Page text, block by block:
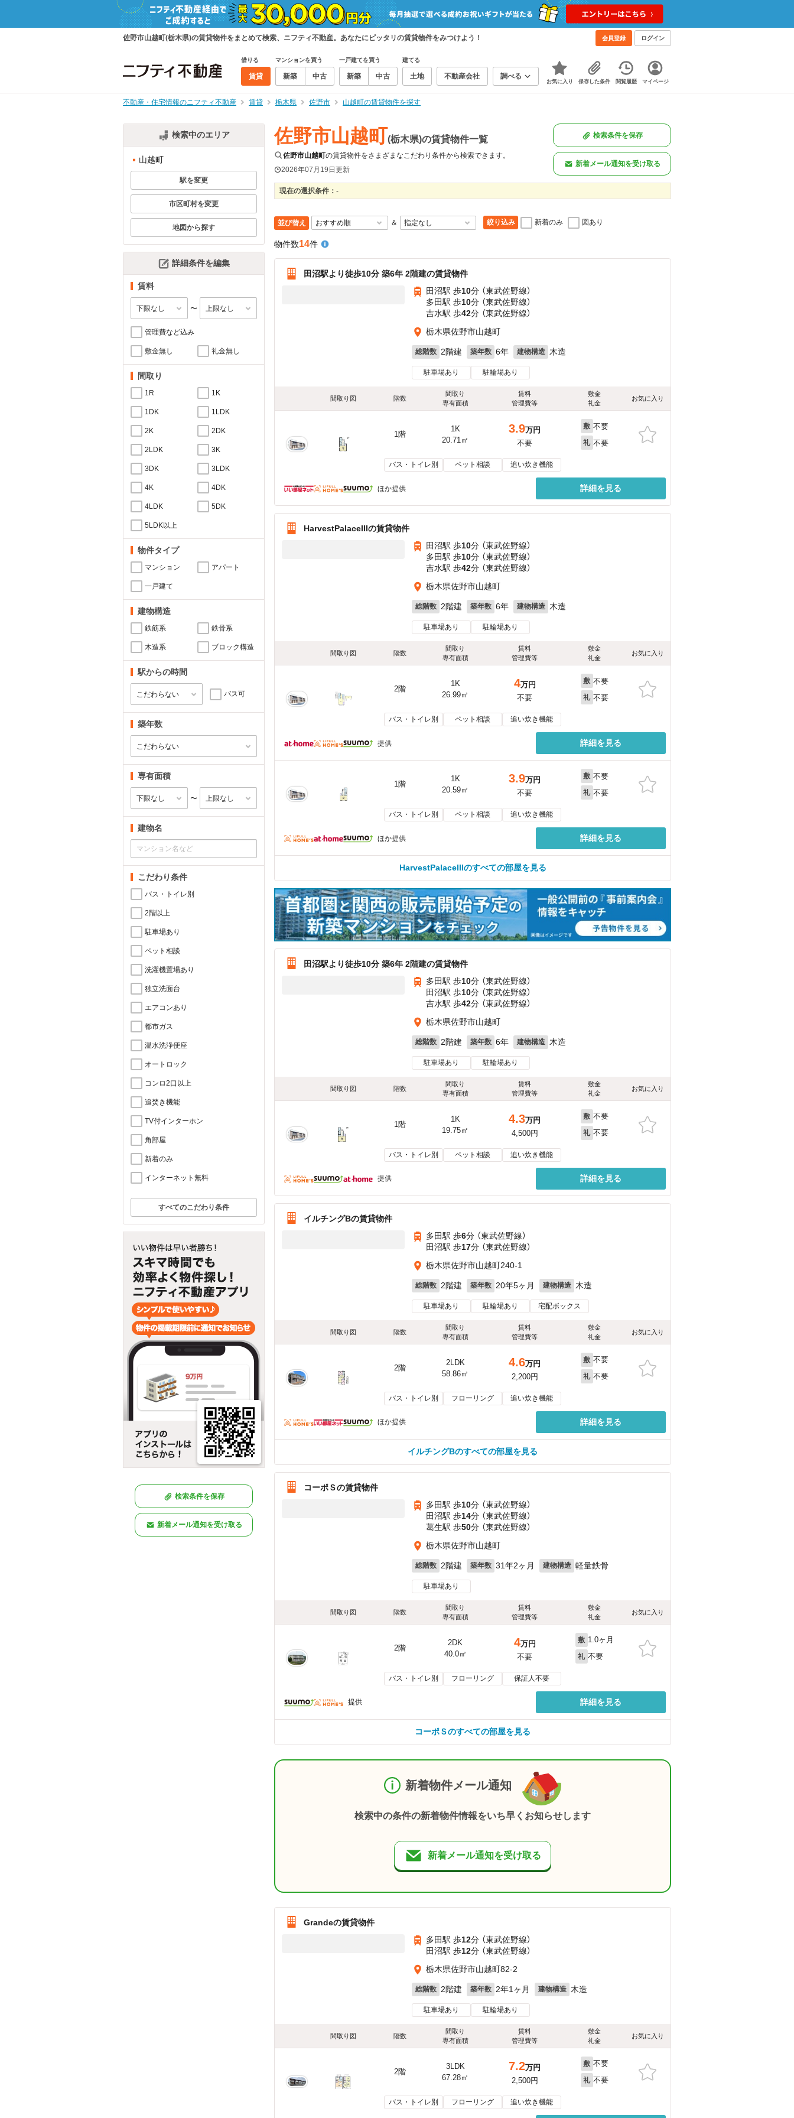
佐野市山越町(栃木県)の賃貸物件をまとめて検索、ニフティ不動産。あなたにピッタリの賃貸物件をみつけよう！ 会員登録 ログイン
借りる
賃貸
マンションを買う
新築 中古
一戸建てを買う
新築 中古
建てる
土地 不動産会社 調べる
お気に入り 保存した条件 閲覧履歴 マイページ
不動産・住宅情報のニフティ不動産 賃貸 栃木県 佐野市 山越町の賃貸物件を探す
検索中のエリア
山越町
駅を変更
市区町村を変更
地図から探す
詳細条件を編集
賃料
〜
管理費など込み
敷金無し 礼金無し
間取り
1R 1K
1DK 1LDK
2K 2DK
2LDK 3K
3DK 3LDK
4K 4DK
4LDK 5DK
5LDK以上
物件タイプ
マンション アパート
一戸建て
建物構造
鉄筋系 鉄骨系
木造系 ブロック構造
駅からの時間
バス可
築年数
専有面積
〜
建物名
こだわり条件
バス・トイレ別
2階以上
駐車場あり
ペット相談
洗濯機置場あり
独立洗面台
エアコンあり
都市ガス
温水洗浄便座
オートロック
コンロ2口以上
追焚き機能
TV付インターホン
角部屋
新着のみ
インターネット無料
すべてのこだわり条件
検索条件を保存
新着メール通知を受け取る
佐野市山越町(栃木県)の賃貸物件一覧
佐野市山越町の賃貸物件をさまざまなこだわり条件から検索できます。
2026年07月19日更新
検索条件を保存
新着メール通知を受け取る
現在の選択条件： -
並び替え ＆ 絞り込み 新着のみ 図あり
物件数14件
田沼駅より徒歩10分 築6年 2階建の賃貸物件
田沼駅 歩10分 （東武佐野線）
多田駅 歩10分 （東武佐野線）
吉水駅 歩42分 （東武佐野線）
栃木県佐野市山越町
総階数 2階建 築年数 6年 建物構造 木造
駐車場あり 駐輪場あり
間取り図 階数
間取り
専有面積
賃料
管理費等
敷金
礼金
お気に入り
1階
1K
20.71㎡
3.9万円
不要
敷 不要
礼 不要
バス・トイレ別 ペット相談 追い炊き機能
ほか提供 詳細を見る
HarvestPalaceIIIの賃貸物件
田沼駅 歩10分 （東武佐野線）
多田駅 歩10分 （東武佐野線）
吉水駅 歩42分 （東武佐野線）
栃木県佐野市山越町
総階数 2階建 築年数 6年 建物構造 木造
駐車場あり 駐輪場あり
間取り図 階数
間取り
専有面積
賃料
管理費等
敷金
礼金
お気に入り
2階
1K
26.99㎡
4万円
不要
敷 不要
礼 不要
バス・トイレ別 ペット相談 追い炊き機能
提供 詳細を見る
1階
1K
20.59㎡
3.9万円
不要
敷 不要
礼 不要
バス・トイレ別 ペット相談 追い炊き機能
ほか提供 詳細を見る
HarvestPalaceIIIのすべての部屋を見る
田沼駅より徒歩10分 築6年 2階建の賃貸物件
多田駅 歩10分 （東武佐野線）
田沼駅 歩10分 （東武佐野線）
吉水駅 歩42分 （東武佐野線）
栃木県佐野市山越町
総階数 2階建 築年数 6年 建物構造 木造
駐車場あり 駐輪場あり
間取り図 階数
間取り
専有面積
賃料
管理費等
敷金
礼金
お気に入り
1階
1K
19.75㎡
4.3万円
4,500円
敷 不要
礼 不要
バス・トイレ別 ペット相談 追い炊き機能
提供 詳細を見る
イルチングBの賃貸物件
多田駅 歩6分 （東武佐野線）
田沼駅 歩17分 （東武佐野線）
栃木県佐野市山越町240-1
総階数 2階建 築年数 20年5ヶ月 建物構造 木造
駐車場あり 駐輪場あり 宅配ボックス
間取り図 階数
間取り
専有面積
賃料
管理費等
敷金
礼金
お気に入り
2階
2LDK
58.86㎡
4.6万円
2,200円
敷 不要
礼 不要
バス・トイレ別 フローリング 追い炊き機能
ほか提供 詳細を見る
イルチングBのすべての部屋を見る
コーポＳの賃貸物件
多田駅 歩10分 （東武佐野線）
田沼駅 歩14分 （東武佐野線）
葛生駅 歩50分 （東武佐野線）
栃木県佐野市山越町
総階数 2階建 築年数 31年2ヶ月 建物構造 軽量鉄骨
駐車場あり
間取り図 階数
間取り
専有面積
賃料
管理費等
敷金
礼金
お気に入り
2階
2DK
40.0㎡
4万円
不要
敷 1.0ヶ月
礼 不要
バス・トイレ別 フローリング 保証人不要
提供 詳細を見る
コーポＳのすべての部屋を見る
新着物件メール通知
検索中の条件の新着物件情報をいち早くお知らせします
新着メール通知を受け取る
Grandeの賃貸物件
多田駅 歩12分 （東武佐野線）
田沼駅 歩12分 （東武佐野線）
栃木県佐野市山越町82-2
総階数 2階建 築年数 2年1ヶ月 建物構造 木造
駐車場あり 駐輪場あり
間取り図 階数
間取り
専有面積
賃料
管理費等
敷金
礼金
お気に入り
2階
3LDK
67.28㎡
7.2万円
2,500円
敷 不要
礼 不要
バス・トイレ別 フローリング 追い炊き機能